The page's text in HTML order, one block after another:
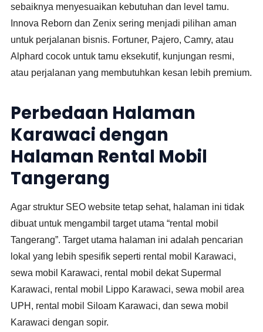
sebaiknya menyesuaikan kebutuhan dan level tamu.
Innova Reborn dan Zenix sering menjadi pilihan aman
untuk perjalanan bisnis. Fortuner, Pajero, Camry, atau
Alphard cocok untuk tamu eksekutif, kunjungan resmi,
atau perjalanan yang membutuhkan kesan lebih premium.
Perbedaan Halaman
Karawaci dengan
Halaman Rental Mobil
Tangerang
Agar struktur SEO website tetap sehat, halaman ini tidak
dibuat untuk mengambil target utama “rental mobil
Tangerang”. Target utama halaman ini adalah pencarian
lokal yang lebih spesifik seperti rental mobil Karawaci,
sewa mobil Karawaci, rental mobil dekat Supermal
Karawaci, rental mobil Lippo Karawaci, sewa mobil area
UPH, rental mobil Siloam Karawaci, dan sewa mobil
Karawaci dengan sopir.